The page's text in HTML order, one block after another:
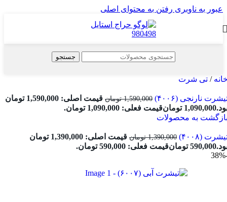
عبور به ناوبری رفتن به محتوای اصلی
جستجو
/ تی شرت
نارنجی (۴۰۰۶) 1,590,000 تومان
قیمت اصلی: 1,590,000 تومان
1,090,000 تومانقیمت فعلی: 1,090,000 تومان.
به محصولات
(۴۰۰۸) 1,390,000 تومان
قیمت اصلی: 1,390,000 تومان
590,000 تومانقیمت فعلی: 590,000 تومان.
-